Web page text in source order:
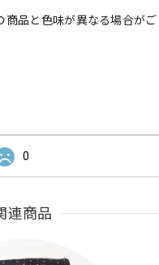
品と色味が異なる場合がご
0
連商品